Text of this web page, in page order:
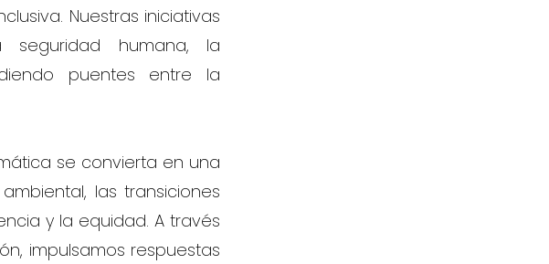
Nuestras iniciativas
humana, la
puentes entre la
se convierta en una
las transiciones
y la equidad. A través
impulsamos respuestas